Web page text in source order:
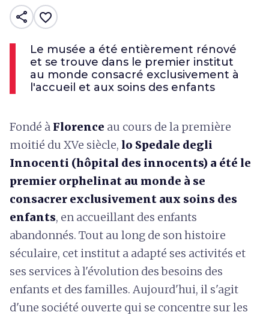
share favorite_border
Le musée a été entièrement rénové
et se trouve dans le premier institut
au monde consacré exclusivement à
l'accueil et aux soins des enfants
Fondé à Florence au cours de la première
moitié du XVe siècle, lo Spedale degli
Innocenti (hôpital des innocents) a été le
premier orphelinat au monde à se
consacrer exclusivement aux soins des
enfants, en accueillant des enfants
abandonnés. Tout au long de son histoire
séculaire, cet institut a adapté ses activités et
ses services à l'évolution des besoins des
enfants et des familles. Aujourd'hui, il s'agit
d'une société ouverte qui se concentre sur les